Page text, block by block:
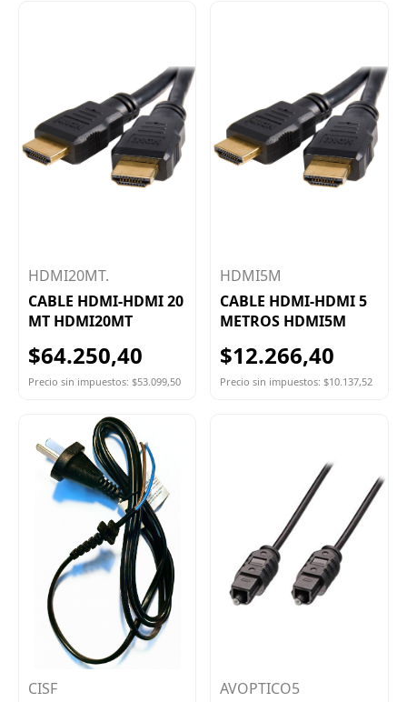
HDMI20MT.
CABLE HDMI-HDMI 20
MT HDMI20MT
$64.250,40
Precio sin impuestos: $53.099,50
HDMI5M
CABLE HDMI-HDMI 5
METROS HDMI5M
$12.266,40
Precio sin impuestos: $10.137,52
CISF
AVOPTICO5